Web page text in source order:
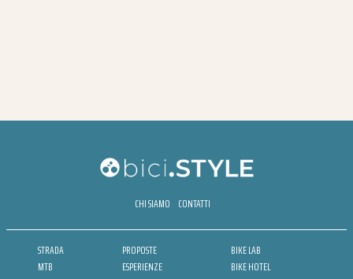
CHI SIAMO CONTATTI
STRADA
MTB
PROPOSTE
ESPERIENZE
BIKE LAB
BIKE HOTEL